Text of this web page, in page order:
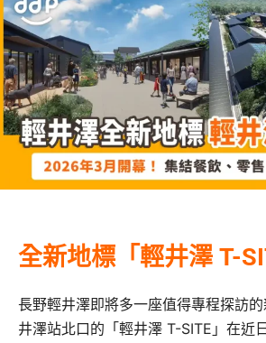
全新地標「輕井澤 T-
長野輕井澤即將多一座值得專程探訪
井澤站北口的「輕井澤 T-SITE」在近